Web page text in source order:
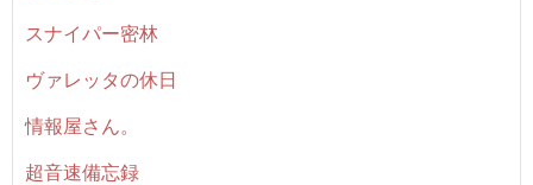
スナイパー密林
ヴァレッタの休日
情報屋さん。
超音速備忘録